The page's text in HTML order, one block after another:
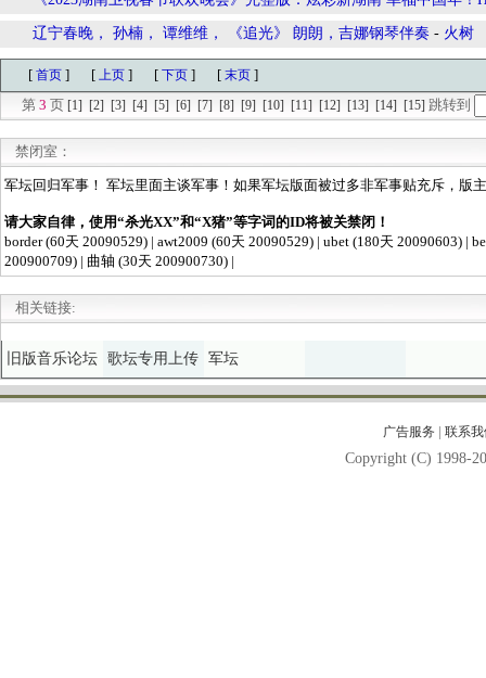
辽宁春晚， 孙楠， 谭维维， 《追光》 朗朗，吉娜钢琴伴奏 - 火树
[ 首页 ] [ 上页 ] [ 下页 ] [ 末页 ]
第 3 页 [1] [2] [3] [4] [5] [6] [7] [8] [9] [10] [11] [12] [13] [14] [15] 跳转到
禁闭室：
相关链接:
旧版音乐论坛 歌坛专用上传 军坛
广告服务 | 联系
Copyright (C) 1998-